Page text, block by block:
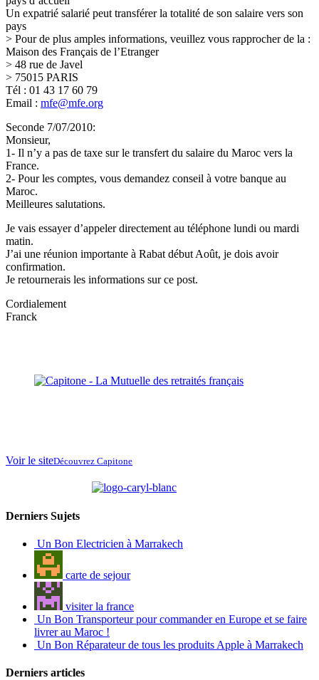
Un expatrié salarié peut transférer la totalité de son salaire vers son
pays
> Pour de plus amples informations, veuillez vous rapprocher de la :
Maison des Français de l’Etranger
> 48 rue de Javel
> 75015 PARIS
Tél : 01 43 17 60 79
Email : mfe@mfe.org
Seconde 7/07/2010:
Monsieur,
1- Il n’y a pas de taxe sur le transfert du salaire du Maroc vers la
France.
2- Pour les comptes, vous demandez conseil à votre banque au
Maroc.
Meilleures salutations.
Je vais essayer d’appeler directement au téléphone lundi ou mardi
matin.
J’ai une réunion importante à Rabat début Août, je dois avoir
confirmation.
Je retournerais les informations sur ce post.
Cordialement
Franck
Voir le siteDécouvrez Capitone
Derniers Sujets
Un Bon Electricien à Marrakech
carte de sejour
visiter la france
Un Bon Transporteur pour commander en Europe et se faire
livrer au Maroc !
Un Bon Réparateur de tous les produits Apple à Marrakech
Derniers articles